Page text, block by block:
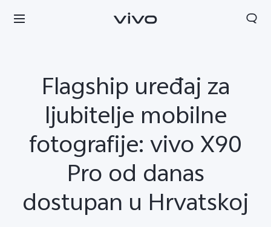
Flagship uređaj za
ljubitelje mobilne
fotografije: vivo X90
Pro od danas
dostupan u Hrvatskoj